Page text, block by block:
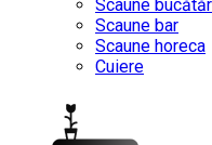
Scaune
Scaune bar
Scaune horeca
Cuiere